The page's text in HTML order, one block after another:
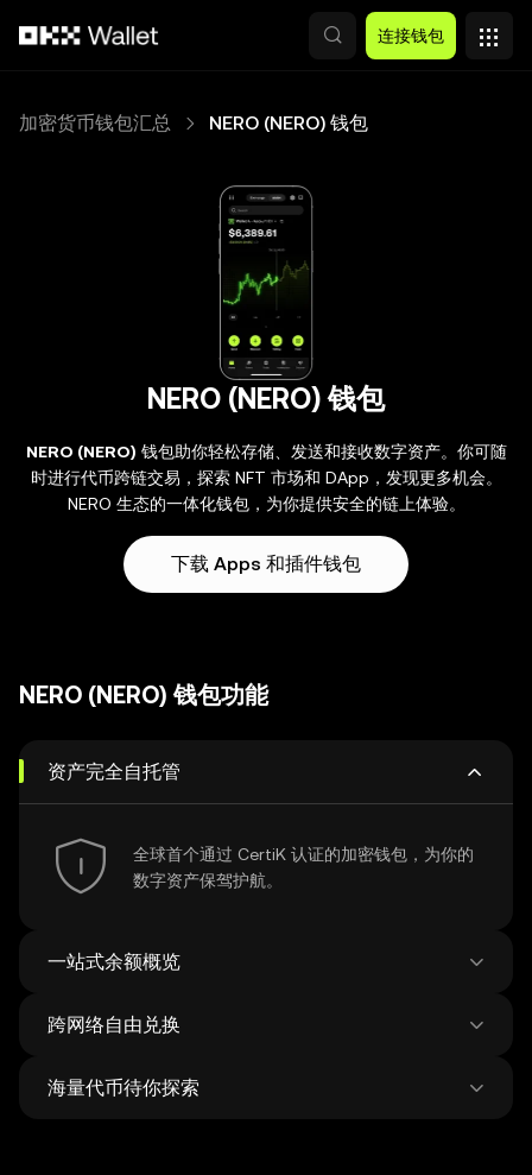
连接钱包
加密货币钱包汇总 NERO (NERO) 钱包
NERO (NERO) 钱包
NERO (NERO) 钱包助你轻松存储、发送和接收数字资产。你可随
时进行代币跨链交易，探索 NFT 市场和 DApp，发现更多机会。
NERO 生态的一体化钱包，为你提供安全的链上体验。
下载 Apps 和插件钱包
NERO (NERO) 钱包功能
资产完全自托管
全球首个通过 CertiK 认证的加密钱包，为你的
数字资产保驾护航。
一站式余额概览
跨网络自由兑换
海量代币待你探索